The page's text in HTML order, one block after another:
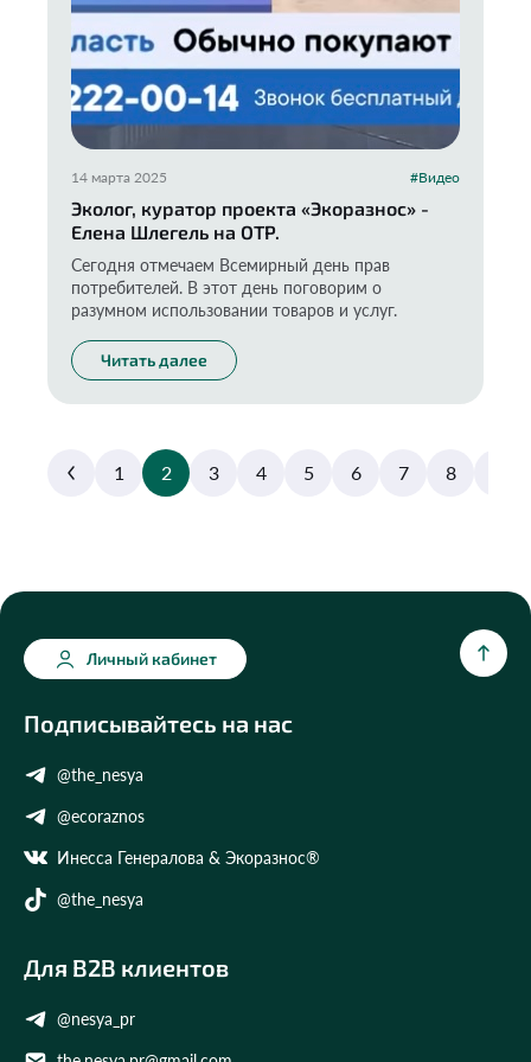
14 марта 2025 #Видео
Эколог, куратор проекта «Экоразнос» -
Елена Шлегель на ОТР.
Сегодня отмечаем Всемирный день прав
потребителей. В этот день поговорим о
разумном использовании товаров и услуг.
Читать далее
1 2 3 4 5 6 7 8
Подписывайтесь на нас
@the_nesya
@ecoraznos
Инесса Генералова & Экоразнос®
@the_nesya
Для B2B клиентов
@nesya_pr
Личный кабинет